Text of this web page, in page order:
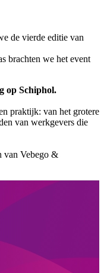
de vierde editie van
brachten we het event
op Schiphol.
praktijk: van het grotere
van werkgevers die
van Vebego &